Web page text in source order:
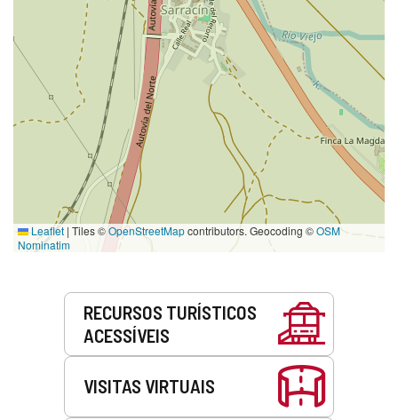
Leaflet | Tiles ©OpenStreetMapcontributors. Geocoding ©OSM
Nominatim
RECURSOS TURÍSTICOS
ACESSÍVEIS
VISITAS VIRTUAIS